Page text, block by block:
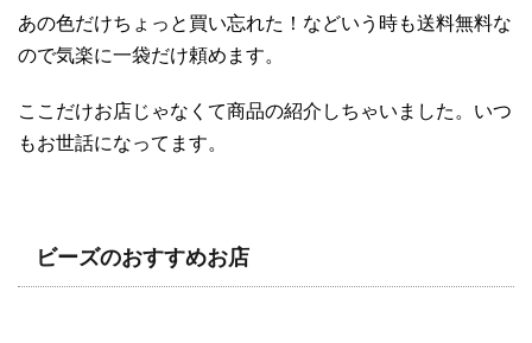
あの色だけちょっと買い忘れた！などいう時も送料無料な
ので気楽に一袋だけ頼めます。
ここだけお店じゃなくて商品の紹介しちゃいました。いつ
もお世話になってます。
ビーズのおすすめお店